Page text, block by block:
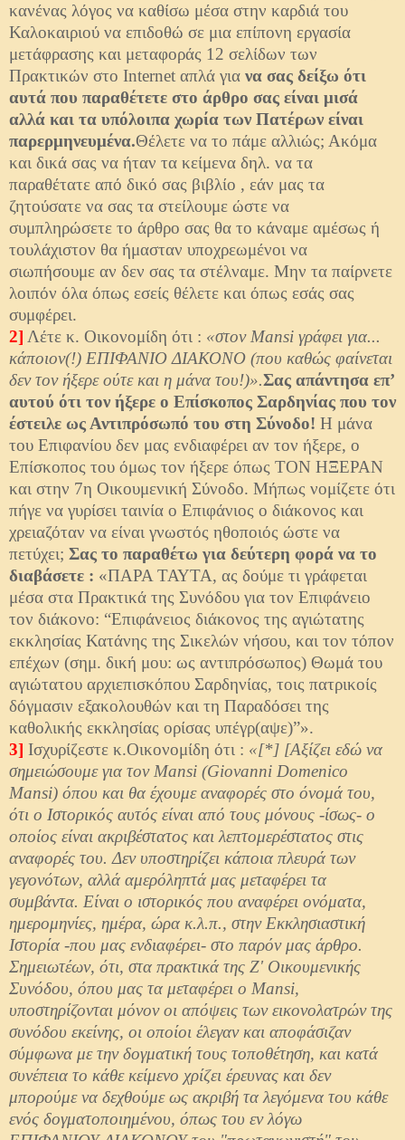
κανένας λόγος να καθίσω μέσα στην καρδιά του
Καλοκαιριού να επιδοθώ σε μια επίπονη εργασία
μετάφρασης και μεταφοράς 12 σελίδων των
Πρακτικών στο Internet απλά για να σας δείξω ότι
αυτά που παραθέτετε στο άρθρο σας είναι μισά
αλλά και τα υπόλοιπα χωρία των Πατέρων είναι
παρερμηνευμένα.Θέλετε να το πάμε αλλιώς; Ακόμα
και δικά σας να ήταν τα κείμενα δηλ. να τα
παραθέτατε από δικό σας βιβλίο , εάν μας τα
ζητούσατε να σας τα στείλουμε ώστε να
συμπληρώσετε το άρθρο σας θα το κάναμε αμέσως ή
τουλάχιστον θα ήμασταν υποχρεωμένοι να
σιωπήσουμε αν δεν σας τα στέλναμε. Μην τα παίρνετε
λοιπόν όλα όπως εσείς θέλετε και όπως εσάς σας
συμφέρει.
2] Λέτε κ. Οικονομίδη ότι : «στον Mansi γράφει για...
κάποιον(!) ΕΠΙΦΑΝΙΟ ΔΙΑΚΟΝΟ (που καθώς φαίνεται
δεν τον ήξερε ούτε και η μάνα του!)».Σας απάντησα επ’
αυτού ότι τον ήξερε ο Επίσκοπος Σαρδηνίας που τον
έστειλε ως Αντιπρόσωπό του στη Σύνοδο! Η μάνα
του Επιφανίου δεν μας ενδιαφέρει αν τον ήξερε, ο
Επίσκοπος του όμως τον ήξερε όπως ΤΟΝ ΗΞΕΡΑΝ
και στην 7η Οικουμενική Σύνοδο. Μήπως νομίζετε ότι
πήγε να γυρίσει ταινία ο Επιφάνιος ο διάκονος και
χρειαζόταν να είναι γνωστός ηθοποιός ώστε να
πετύχει; Σας το παραθέτω για δεύτερη φορά να το
διαβάσετε : «ΠΑΡΑ ΤΑΥΤΑ, ας δούμε τι γράφεται
μέσα στα Πρακτικά της Συνόδου για τον Επιφάνειο
τον διάκονο: “Επιφάνειος διάκονος της αγιώτατης
εκκλησίας Κατάνης της Σικελών νήσου, και τον τόπον
επέχων (σημ. δική μου: ως αντιπρόσωπος) Θωμά του
αγιώτατου αρχιεπισκόπου Σαρδηνίας, τοις πατρικοίς
δόγμασιν εξακολουθών και τη Παραδόσει της
καθολικής εκκλησίας ορίσας υπέγρ(αψε)”».
3] Ισχυρίζεστε κ.Οικονομίδη ότι : «[*] [Αξίζει εδώ να
σημειώσουμε για τον Mansi (Giovanni Domenico
Mansi) όπου και θα έχουμε αναφορές στο όνομά του,
ότι ο Ιστορικός αυτός είναι από τους μόνους -ίσως- ο
οποίος είναι ακριβέστατος και λεπτομερέστατος στις
αναφορές του. Δεν υποστηρίζει κάποια πλευρά των
γεγονότων, αλλά αμερόληπτά μας μεταφέρει τα
συμβάντα. Είναι ο ιστορικός που αναφέρει ονόματα,
ημερομηνίες, ημέρα, ώρα κ.λ.π., στην Εκκλησιαστική
Ιστορία -που μας ενδιαφέρει- στο παρόν μας άρθρο.
Σημειωτέων, ότι, στα πρακτικά της Ζ' Οικουμενικής
Συνόδου, όπου μας τα μεταφέρει ο Mansi,
υποστηρίζονται μόνον οι απόψεις των εικονολατρών της
συνόδου εκείνης, οι οποίοι έλεγαν και αποφάσιζαν
σύμφωνα με την δογματική τους τοποθέτηση, και κατά
συνέπεια το κάθε κείμενο χρίζει έρευνας και δεν
μπορούμε να δεχθούμε ως ακριβή τα λεγόμενα του κάθε
ενός δογματοποιημένου, όπως του εν λόγω